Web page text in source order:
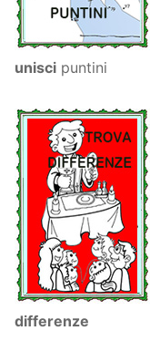
unisci puntini
differenze